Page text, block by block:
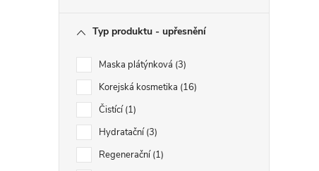
Typ produktu - upřesnění
Maska plátýnková 3
Korejská kosmetika 16
Čistící 1
Hydratační 3
Regenerační 1